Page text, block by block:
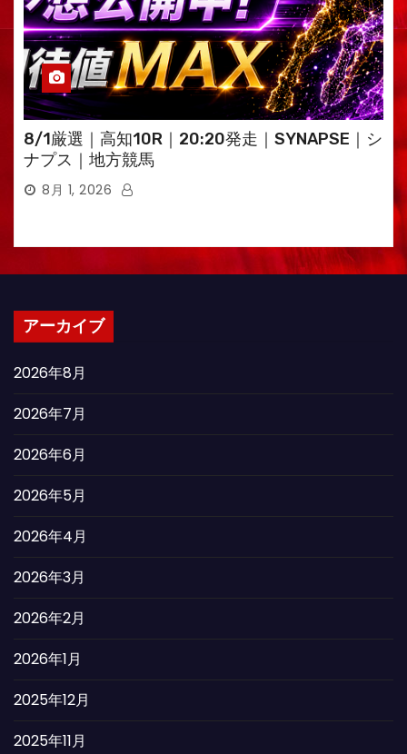
8/1厳選｜高知10R｜20:20発走｜SYNAPSE｜シ
ナプス｜地方競馬
8月 1, 2026
アーカイブ
2026年8月
2026年7月
2026年6月
2026年5月
2026年4月
2026年3月
2026年2月
2026年1月
2025年12月
2025年11月